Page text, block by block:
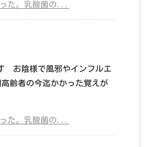
た。乳酸菌の...
お陰様で風邪やインフルエ
齢者の今迄かかった覚えが
た。乳酸菌の...